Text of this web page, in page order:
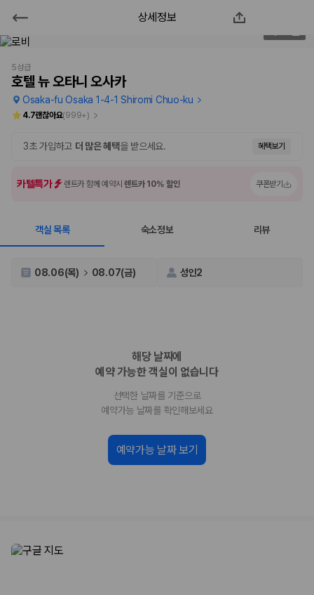
호텔 뉴 오타니 오사카
2000만 이용고객이 선택한 제주 렌트카 가격비교 플랫폼
제주렌트카 가격비교는 카모아에서 한 번에
제주도 렌트카는 업체마다 차량 가격, 보험 조건, 면책금, 보상 한도, 인수
장소, 취소 규정이 다릅니다. 카모아는 여러 제주 렌트카 업체의 조건을 한
경차, 소형, 준중형, 중형, SUV, 승합차 등 여행
인원에 맞는 차종별 가격을 비교합니다.
제주공항 인수 조건 비교: 셔틀 이동, 인수 위치, 반납 편의성을 함께
비교 후 원하는 차량을 바로 예약할 수 있습니다.
제주렌트카 실시간 가격비교 바로가기
제주렌트카 최저가는 차량 기본요금만으로 판단하기 어렵습니다. 보험 포
상세정보
5성급
호텔 뉴 오타니 오사카
Osaka-fu Osaka 1-4-1 Shiromi Chuo-ku
4.7괜찮아요(999+)
3초 가입하고 더 많은 혜택을 받으세요. 혜택보기
카텔특가 렌트카 함께 예약시렌트카 10% 할인 쿠폰받기
객실 목록 숙소정보 리뷰
08.06(목) 08.07(금) 성인2
해당 날짜에
예약 가능한 객실이 없습니다
선택한 날짜를 기준으로
예약가능 날짜를 확인해보세요
예약가능 날짜 보기